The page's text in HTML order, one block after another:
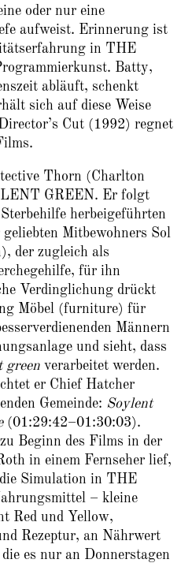
oder nur eine
aufweist. Erinnerung ist
in THE
Batty,
abläuft, schenkt
sich auf diese Weise
Cut (1992) regnet
Thorn (Charlton
GREEN. Er folgt
herbei­geführten
Mitbewohners Sol
der zugleich als
für ihn
Verdinglichung drückt
Möbel (furniture) für
Männern
und sieht, dass
green verarbeitet werden.
er Chief Hatcher
Gemeinde: Soylent
(01:29:42–01:30:03).
Beginn des Films in der
in einem Fernseher lief,
Simulation in THE
– kleine
Red und Yellow,
Rezeptur, an Nährwert
es nur an Donnerstagen